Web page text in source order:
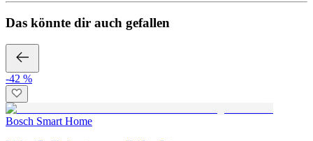
Das könnte dir auch gefallen
-42 %
Bosch Smart Home